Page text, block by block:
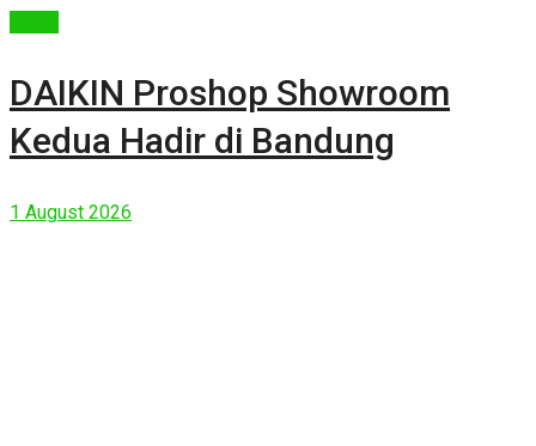
DAIKIN Proshop Showroom
Kedua Hadir di Bandung
1 August 2026